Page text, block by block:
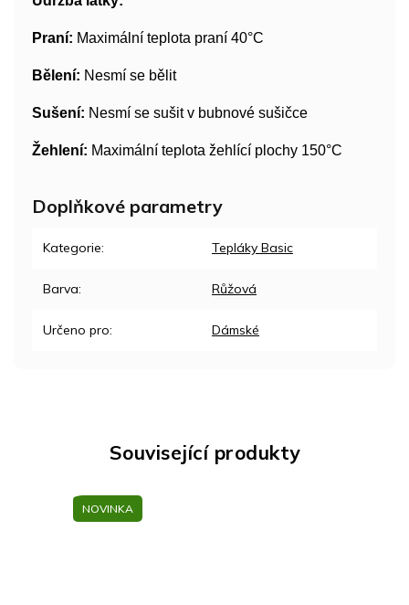
Související produkty
NOVINKA
Praní: Maximální teplota praní 40°C
Bělení: Nesmí se bělit
Sušení: Nesmí se sušit v bubnové sušičce
Žehlení: Maximální teplota žehlící plochy 150°C
Doplňkové parametry
Kategorie: Tepláky Basic
Barva: Růžová
Určeno pro: Dámské